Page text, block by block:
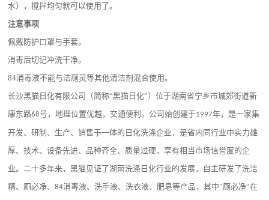
水），搅拌均匀就可以使用了。
注意事项
佩戴防护口罩与手套。
消毒后切记冲洗干净。
84消毒液不能与洁厕灵等其他清洁剂混合使用。
长沙黑猫日化有限公司（简称“黑猫日化”）位于湖南省宁乡市城郊街道新
康东路68号，地理位置优越，交通便利。公司始创建于1997年，是一家集
开发、研制、生产、销售于一体的日化洗涤企业，是省内同行业中实力雄
厚、技术、设备先进、品种齐全、质量过硬，享有相当市场信誉度的企
业。二十多年来，黑猫见证了湖南洗涤日化行业的发展，自主研发了洗洁
精、厕必净、84消毒液、洗手液、洗衣液、肥皂等产品，其中”厕必净“在